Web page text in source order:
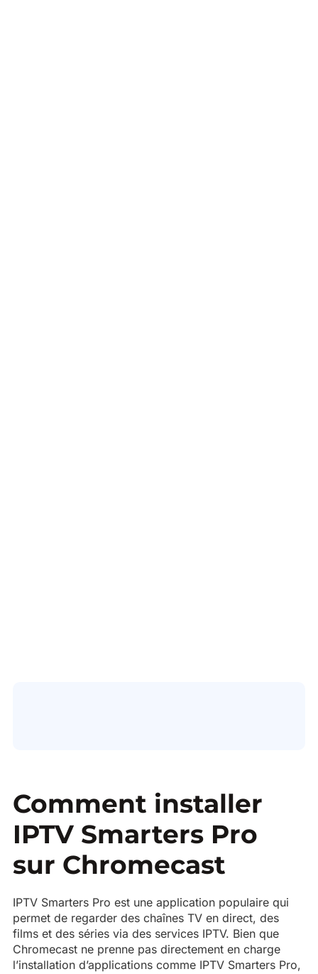
Comment installer
IPTV Smarters Pro
sur Chromecast
IPTV Smarters Pro est une application populaire qui
permet de regarder des chaînes TV en direct, des
films et des séries via des services IPTV. Bien que
Chromecast ne prenne pas directement en charge
l’installation d’applications comme IPTV Smarters Pro,